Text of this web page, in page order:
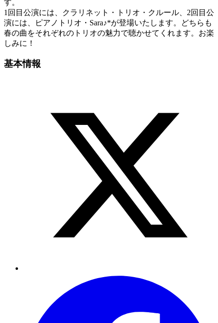
す。
1回目公演には、クラリネット・トリオ・クルール、2回目公
演には、ピアノトリオ・Sara♪*が登場いたします。どちらも
春の曲をそれぞれのトリオの魅力で聴かせてくれます。お楽
しみに！
基本情報